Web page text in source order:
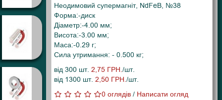
Неодимовий супермагніт, NdFeB, №38
Форма:-диск
Діаметр:-4.00 мм;
Висота:-3.00 мм;
Маса:-0.29 г;
Сила утримання: - 0.500 кг;
від 300 шт.2,75 ГРН./шт.
від 1300 шт.2,50 ГРН./шт.
0 оглядів / Написати огляд